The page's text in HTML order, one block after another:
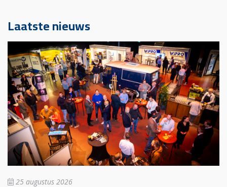
Laatste nieuws
25 augustus 2026